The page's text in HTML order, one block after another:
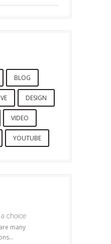
BLOG
DESIGN
VIDEO
YOUTUBE
a choice
many